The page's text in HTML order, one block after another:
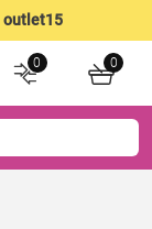
outlet15
0 0